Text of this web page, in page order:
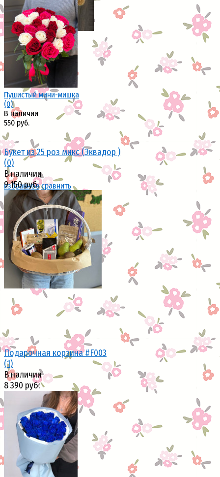
избранное сравнить
Пушистый мини-мишка
(0)
В наличии
550 руб.
избранное сравнить
избранное сравнить
Букет из 25 роз микс (Эквадор )
(0)
В наличии
9 150 руб.
избранное сравнить
Подарочная корзина #F003
(1)
В наличии
8 390 руб.